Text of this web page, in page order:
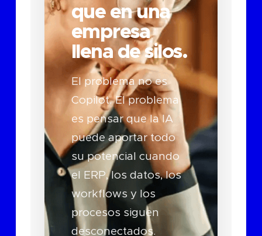
que en una
empresa
llena de silos.
El problema no es
Copilot. El problema
es pensar que la IA
puede aportar todo
su potencial cuando
el ERP, los datos, los
workflows y los
procesos siguen
desconectados.